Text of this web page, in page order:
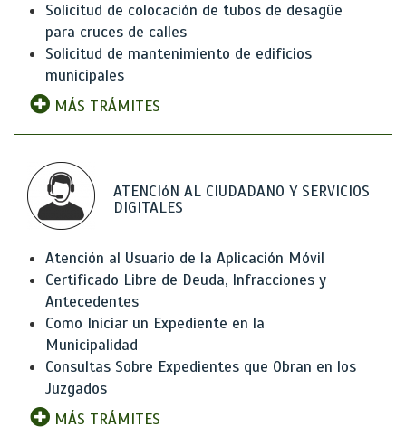
Solicitud de colocación de tubos de desagüe
para cruces de calles
Solicitud de mantenimiento de edificios
municipales
MÁS TRÁMITES
ATENCIóN AL CIUDADANO Y SERVICIOS
DIGITALES
Atención al Usuario de la Aplicación Móvil
Certificado Libre de Deuda, Infracciones y
Antecedentes
Como Iniciar un Expediente en la
Municipalidad
Consultas Sobre Expedientes que Obran en los
Juzgados
MÁS TRÁMITES